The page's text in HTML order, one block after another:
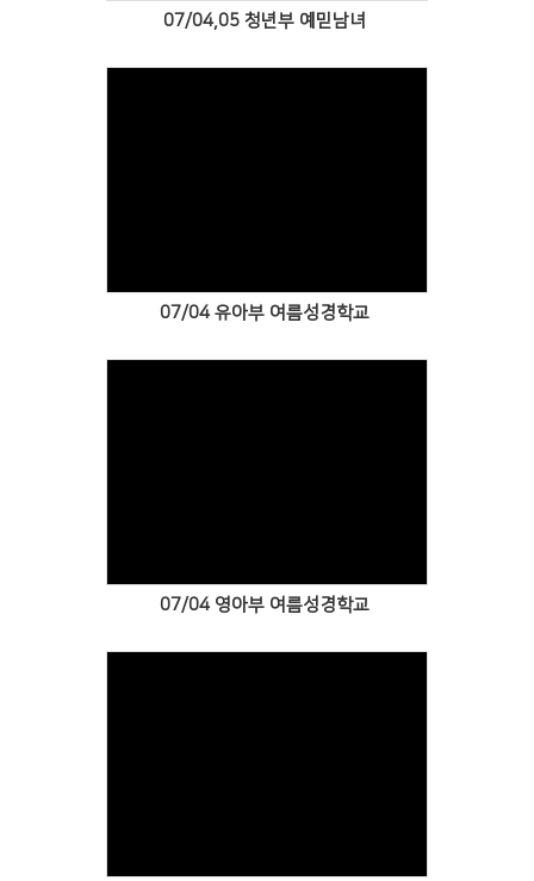
07/04,05 청년부 예믿남녀
07/04 유아부 여름성경학교
07/04 영아부 여름성경학교